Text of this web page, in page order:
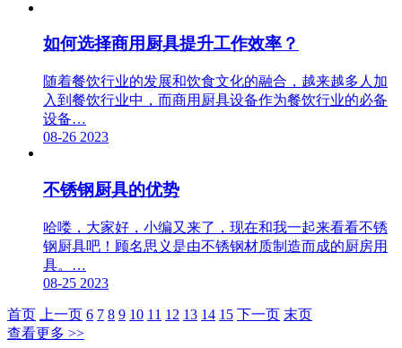
如何选择商用厨具提升工作效率？
随着餐饮行业的发展和饮食文化的融合，越来越多人加
入到餐饮行业中，而商用厨具设备作为餐饮行业的必备
设备…
08-26 2023
不锈钢厨具的优势
哈喽，大家好，小编又来了，现在和我一起来看看不锈
钢厨具吧！顾名思义是由不锈钢材质制造而成的厨房用
具。…
08-25 2023
首页 上一页 6 7 8 9 10 11 12 13 14 15 下一页 末页
查看更多 >>